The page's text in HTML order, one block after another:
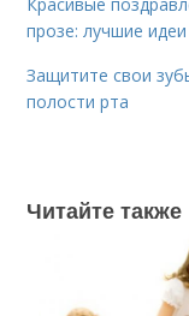
прозе: лучшие
Защитите свои
полости рта
Читайте также